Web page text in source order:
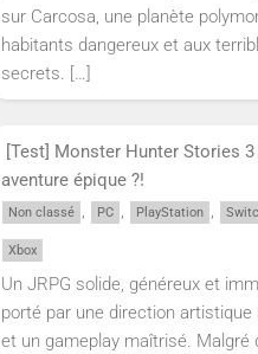
sur Carcosa, une planète
habitants dangereux et aux
secrets. […]
[Test] Monster Hunter Stories
aventure épique ?!
Non classé , PC , PlayStation ,
Xbox
Un JRPG solide, généreux et
porté par une direction artistique
et un gameplay maîtrisé. Malgré